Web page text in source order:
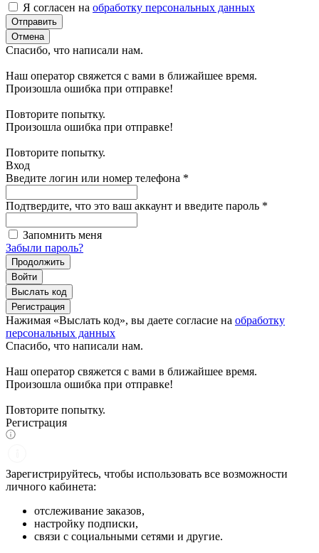
Я согласен на обработку персональных данных
Отправить
Отмена
Спасибо, что написали нам.
Наш оператор свяжется с вами в ближайшее время.
Произошла ошибка при отправке!
Повторите попытку.
Произошла ошибка при отправке!
Повторите попытку.
Вход
Введите логин или номер телефона *
Подтвердите, что это ваш аккаунт и введите пароль *
Запомнить меня
Забыли пароль?
Продолжить
Войти
Выслать код
Регистрация
Нажимая «Выслать код», вы даете согласие на обработку
персональных данных
Спасибо, что написали нам.
Наш оператор свяжется с вами в ближайшее время.
Произошла ошибка при отправке!
Повторите попытку.
Регистрация
Зарегистрируйтесь, чтобы использовать все возможности
личного кабинета:
отслеживание заказов,
настройку подписки,
связи с социальными сетями и другие.